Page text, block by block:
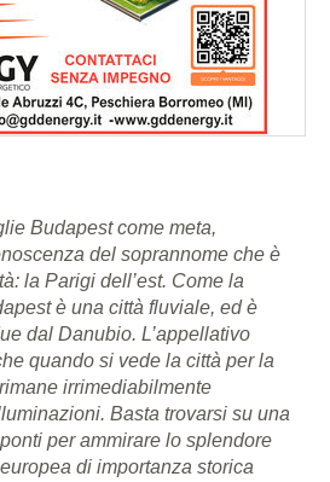
Budapest come meta,
del soprannome che è
la Parigi dell’est. Come la
è una città fluviale, ed è
dal Danubio. L’appellativo
quando si vede la città per la
irrimediabilmente
Basta trovarsi su una
per ammirare lo splendore
di importanza storica